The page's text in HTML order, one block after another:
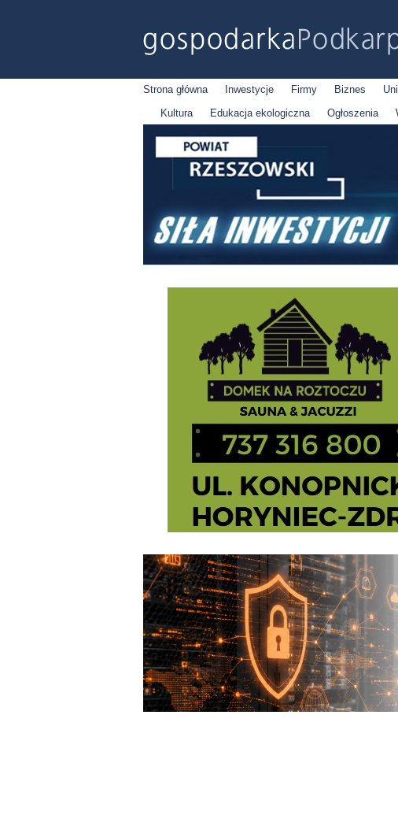
Strona główna Inwestycje Firmy Biznes
Kultura
Edukacja ekologiczna Ogłoszenia